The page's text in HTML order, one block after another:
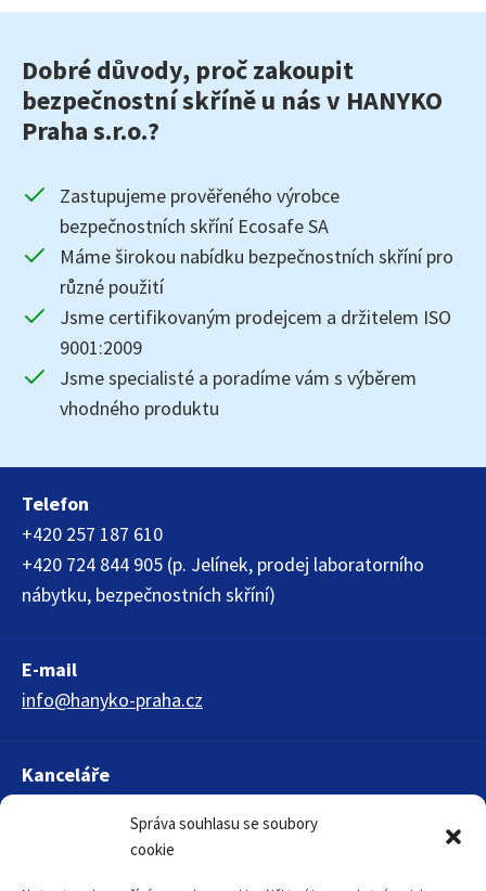
Správa souhlasu se soubory
cookie
Dobré důvody, proč zakoupit
bezpečnostní skříně u nás v HANYKO
Praha s.r.o.?
Zastupujeme prověřeného výrobce
bezpečnostních skříní Ecosafe SA
Máme širokou nabídku bezpečnostních skříní pro
různé použití
Jsme certifikovaným prodejcem a držitelem ISO
9001:2009
Jsme specialisté a poradíme vám s výběrem
vhodného produktu
Telefon
+420 257 187 610
+420 724 844 905 (p. Jelínek, prodej laboratorního
nábytku, bezpečnostních skříní)
E-mail
info@hanyko-praha.cz
Kanceláře